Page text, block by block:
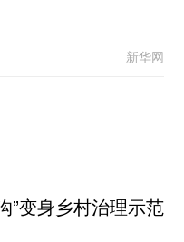
新华网
”变身乡村治理示范